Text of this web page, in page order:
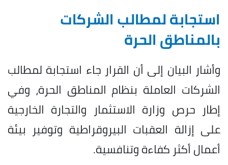
استجابة لمطالب الشركات
بالمناطق الحرة
وأشار البيان إلى أن القرار جاء استجابة لمطالب
الشركات العاملة بنظام المناطق الحرة، وفي
إطار حرص وزارة الاستثمار والتجارة الخارجية
على إزالة العقبات البيروقراطية وتوفير بيئة
أعمال أكثر كفاءة وتنافسية.